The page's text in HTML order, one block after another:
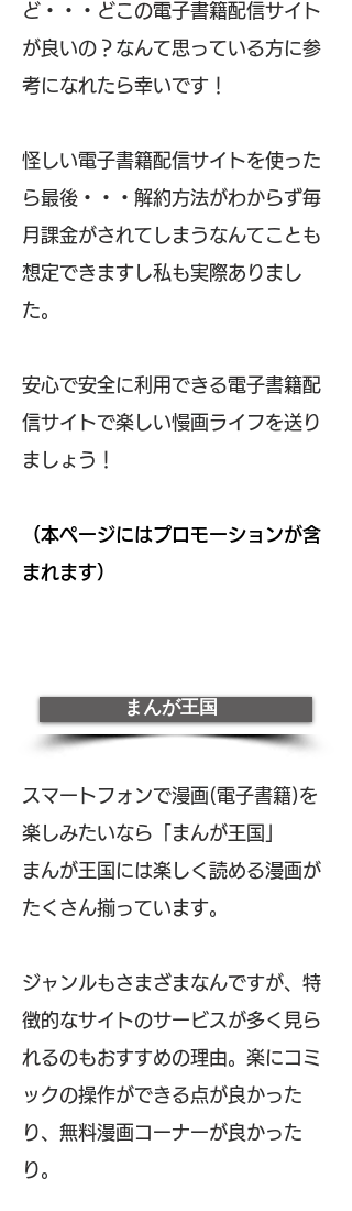
ど・・・どこの電子書籍配信サイト
が良いの？なんて思っている方に参
考になれたら幸いです！
怪しい電子書籍配信サイトを使った
ら最後・・・解約方法がわからず毎
月課金がされてしまうなんてことも
想定できますし私も実際ありまし
た。
安心で安全に利用できる電子書籍配
信サイトで楽しい慢画ライフを送り
ましょう！
（本ページにはプロモーションが含
まれます）
まんが王国
スマートフォンで漫画(電子書籍)を
楽しみたいなら「まんが王国」
まんが王国には楽しく読める漫画が
たくさん揃っています。
ジャンルもさまざまなんですが、特
徴的なサイトのサービスが多く見ら
れるのもおすすめの理由。楽にコミ
ックの操作ができる点が良かった
り、無料漫画コーナーが良かった
り。